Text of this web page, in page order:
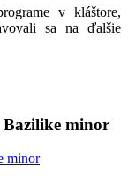
v kláštore,
sa na ďalšie
Bazilike minor